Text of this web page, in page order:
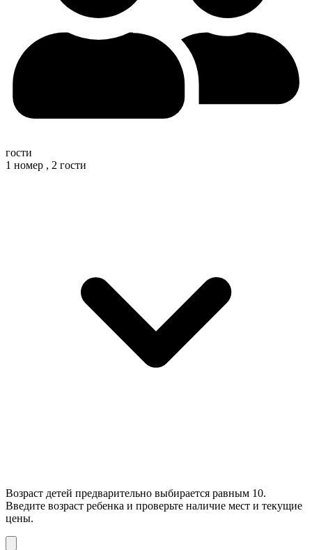
гости
1 номер , 2 гости
Возраст детей предварительно выбирается равным 10.
Введите возраст ребенка и проверьте наличие мест и текущие
цены.